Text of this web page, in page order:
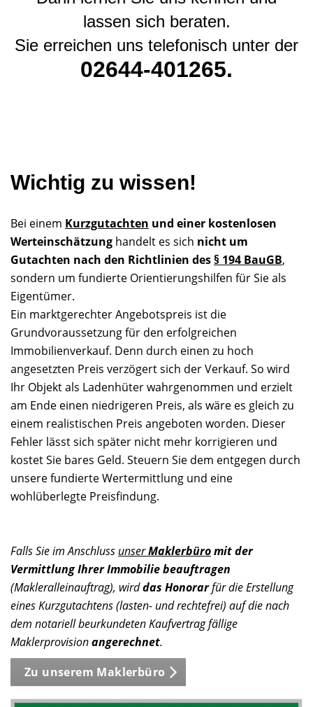
lassen sich beraten.
Sie erreichen uns telefonisch unter der
02644-401265.
Wichtig zu wissen!
Bei einem Kurzgutachten und einer kostenlosen
Werteinschätzung handelt es sich nicht um
Gutachten nach den Richtlinien des§ 194 BauGB,
sondern um fundierte Orientierungshilfen für Sie als
Eigentümer.
Ein marktgerechter Angebotspreis ist die
Grundvoraussetzung für den erfolgreichen
Immobilienverkauf. Denn durch einen zu hoch
angesetzten Preis verzögert sich der Verkauf. So wird
Ihr Objekt als Ladenhüter wahrgenommen und erzielt
am Ende einen niedrigeren Preis, als wäre es gleich zu
einem realistischen Preis angeboten worden. Dieser
Fehler lässt sich später nicht mehr korrigieren und
kostet Sie bares Geld. Steuern Sie dem entgegen durch
unsere fundierte Wertermittlung und eine
wohlüberlegte Preisfindung.
Falls Sie im Anschluss unserMaklerbüromit der
Vermittlung Ihrer Immobilie beauftragen
(Makleralleinauftrag), wirddas Honorarfür die Erstellung
eines Kurzgutachtens (lasten- und rechtefrei) auf die nach
dem notariell beurkundeten Kaufvertrag fällige
Maklerprovisionangerechnet.
Zu unserem Maklerbüro